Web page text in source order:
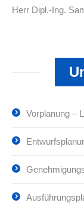
Herr Dipl.-Ing.
Vorplanung –